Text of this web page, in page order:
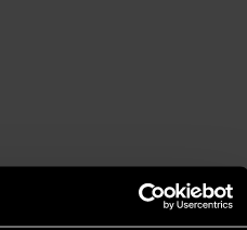
- Elveszett a